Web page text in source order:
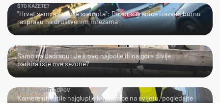
ŠTO KAŽETE?
"Hrvat sam, ali ovo je sramota": Prizor s granice izazvao burnu
raspravu na društvenim mrežama
LOL
Samo na Jadranu: Je li ovo najbolje ili najgore divlje
parkiralište ove sezone?
NIJE LAKO BITI LOPOV
Kamere uhvatile najgluplje kriminalce na svijetu, pogledajte